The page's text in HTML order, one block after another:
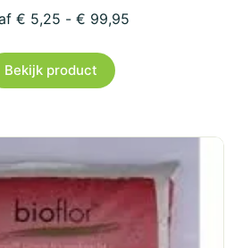
€ 5,25 - € 99,95
Bekijk product
product
Deze
kan